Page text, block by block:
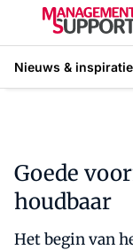
Nieuws & inspiratie
Goede
houdbaar
Het begin van